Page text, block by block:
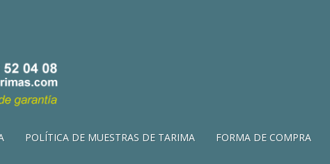
POLÍTICA DE MUESTRAS DE TARIMA FORMA DE COMPRA